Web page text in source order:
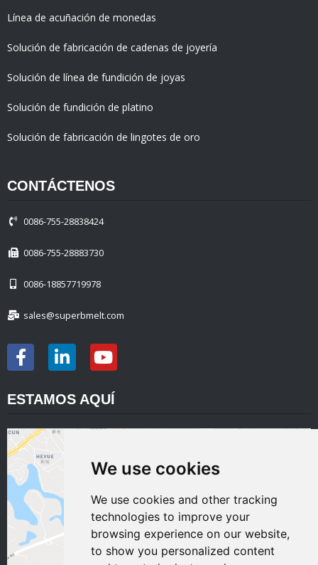
We use cookies
We use cookies and other tracking
technologies to improve your
browsing experience on our website,
to show you personalized content
Línea de acuñación de monedas
Solución de fabricación de cadenas de joyería
Solución de línea de fundición de joyas
Solución de fundición de platino
Solución de fabricación de lingotes de oro
CONTÁCTENOS
0086-755-28838424
0086-755-28883730
0086-18857719978
sales@superbmelt.com
ESTAMOS AQUÍ